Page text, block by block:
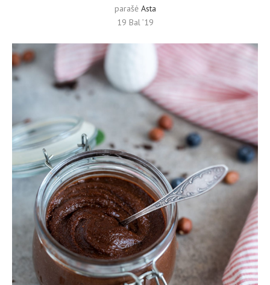
parašė Asta
19 Bal ’19